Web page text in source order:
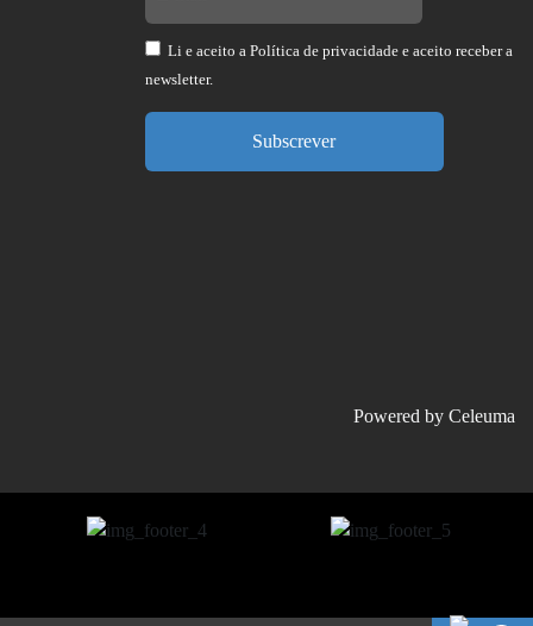
Li e aceito a Política de privacidadee aceito receber a
newsletter.
Subscrever
Powered by Celeuma